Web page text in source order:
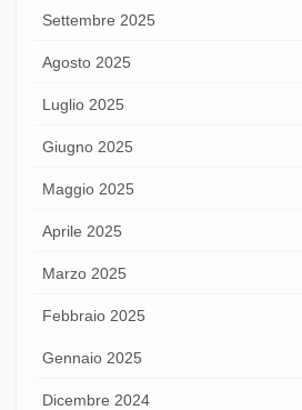
Settembre 2025
Agosto 2025
Luglio 2025
Giugno 2025
Maggio 2025
Aprile 2025
Marzo 2025
Febbraio 2025
Gennaio 2025
Dicembre 2024